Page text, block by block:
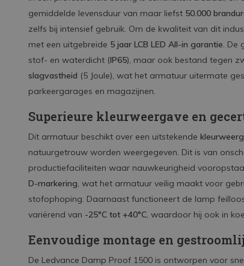
gemiddelde levensduur van maar liefst 50.000
zelfs bij intensief gebruik. Om de kwaliteit van dit
met een uitgebreide 5 jaar LCB LED All-in garantie. De
stof- en waterdicht (IP65), maar ook bestand tegen
slagvastheid (5 Joule), wat het armatuur uitermate
parkeergarages en magazijnen.
Superieure kleurweergave en
Dit armatuur beschikt over een uitstekende
natuurgetrouw worden weergegeven. Dit is van
productiefaciliteiten waar nauwkeurigheid
D-markering, wat het armatuur veilig maakt voor
stofophoping. Daarnaast functioneert de lamp
variërend van -25°C tot +40°C, waardoor hij ook in
Eenvoudige montage en
De Ledvance Damp Proof 1500 is ontworpen voor